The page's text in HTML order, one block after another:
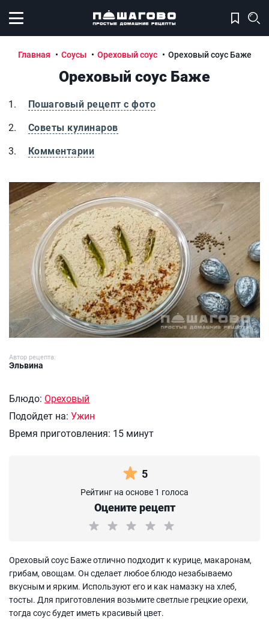
Открыть меню
Главная Соусы Ореховый соус Ореховый соус Баже
Ореховый соус Баже
Пошаговый рецепт с фото
Советы кулинаров
Комментарии
Ореховый соус Баже
Автор рецепта:
Эльвина
Блюдо: Ореховый
Подойдет на: Ужин
Время приготовления: 15 минут
5
Рейтинг на основе 1 голоса
Оцените рецепт
Ореховый соус Баже отлично подходит к курице, макаронам,
грибам, овощам. Он сделает любое блюдо незабываемо
вкусным и ярким. Используют его и как намазку на хлеб,
тосты. Для приготовления возьмите светлые грецкие орехи,
тогда соус будет иметь красивый цвет.